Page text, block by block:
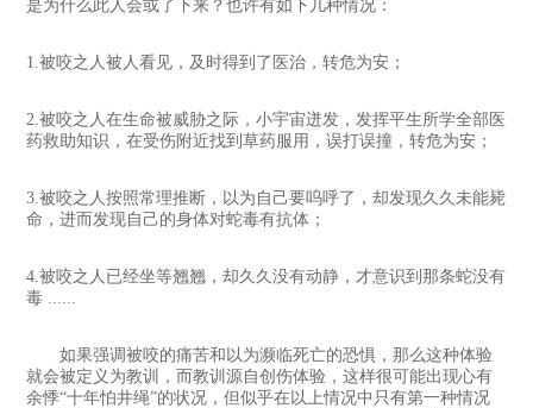
是为什么此人会或了下来？也许有如下几种情况：
1.被咬之人被人看见，及时得到了医治，转危为安；
2.被咬之人在生命被威胁之际，小宇宙迸发，发挥平生所学全部医
药救助知识，在受伤附近找到草药服用，误打误撞，转危为安；
3.被咬之人按照常理推断，以为自己要呜呼了，却发现久久未能毙
命，进而发现自己的身体对蛇毒有抗体；
4.被咬之人已经坐等翘翘，却久久没有动静，才意识到那条蛇没有
毒 ......
如果强调被咬的痛苦和以为濒临死亡的恐惧，那么这种体验
就会被定义为教训，而教训源自创伤体验，这样很可能出现心有
余悸“十年怕井绳”的状况，但似乎在以上情况中只有第一种情况